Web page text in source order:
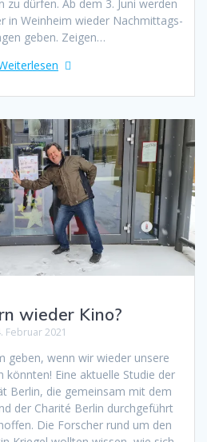
zu dürfen. Ab dem 3. Juni werden
in Weinheim wieder Nachmittags-
geben. Zeigen…
wieder Kino?
Februar 2021
geben, wenn wir wieder unsere
könnten! Eine aktuelle Studie der
Berlin, die gemeinsam mit dem
der Charité Berlin durchgeführt
Die Forscher rund um den